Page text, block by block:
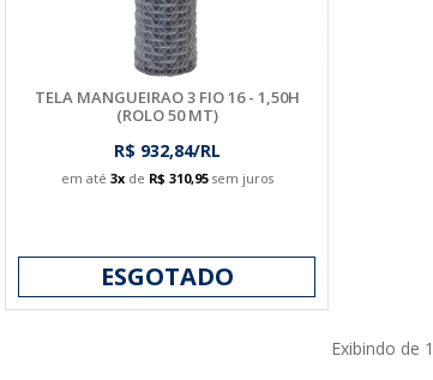
TELA MANGUEIRAO 3 FIO 16 - 1,50H
(ROLO 50 MT)
R$ 932,84/RL
em até 3xde R$ 310,95sem juros
ESGOTADO
Exibindo de